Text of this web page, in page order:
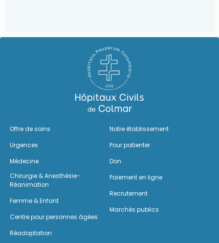
Offre de soins
Urgences
Médecine
Chirurgie & Anesthésie-
Réanimation
Femme & Enfant
Centre pour personnes âgées
Réadaptation
Notre établissement
Pour patienter
Don
Paiement en ligne
Recrutement
Marchés publics